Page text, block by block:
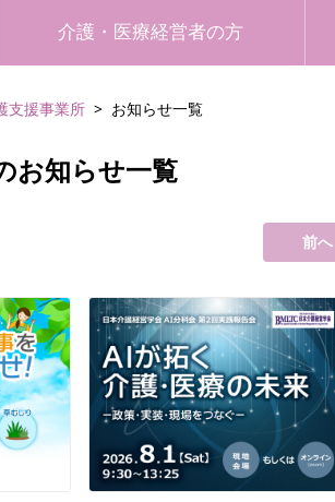
介護・医療経営者の方
支援事業所 お知らせ一覧
お知らせ一覧
前へ